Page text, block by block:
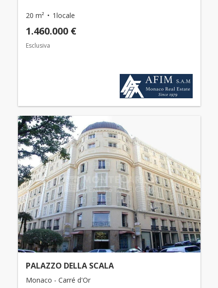
20 m² 1locale
1.460.000 €
Esclusiva
PALAZZO DELLA SCALA
Monaco - Carré d'Or